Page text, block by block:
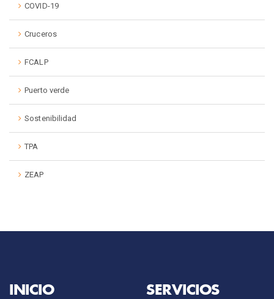
COVID-19
Cruceros
FCALP
Puerto verde
Sostenibilidad
TPA
ZEAP
INICIO SERVICIOS